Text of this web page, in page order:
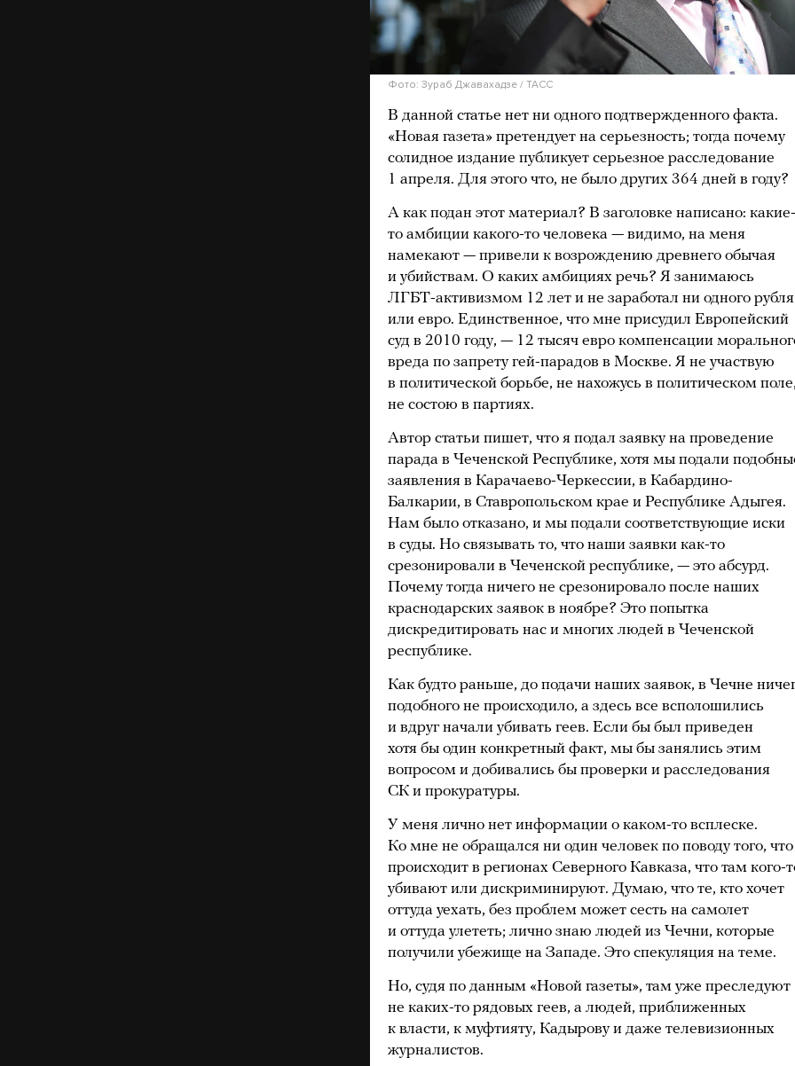
Фото: Зураб Джавахадзе / ТАСС
В данной статье нет ни одного подтвержденного факта.
«Новая газета» претендует на серьезность; тогда почему
солидное издание публикует серьезное расследование
1 апреля. Для этого что, не было других 364 дней в году?
А как подан этот материал? В заголовке написано: какие-
то амбиции какого-то человека — видимо, на меня
намекают — привели к возрождению древнего обычая
и убийствам. О каких амбициях речь? Я занимаюсь
ЛГБТ-активизмом 12 лет и не заработал ни одного рубля
или евро. Единственное, что мне присудил Европейский
суд в 2010 году, — 12 тысяч евро компенсации
вреда по запрету гей-парадов в Москве. Я не участвую
в политической борьбе, не нахожусь в политическом
не состою в партиях.
Автор статьи пишет, что я подал заявку на проведение
парада в Чеченской Республике, хотя мы подали
заявления в Карачаево-Черкессии, в Кабардино-
Балкарии, в Ставропольском крае и Республике Адыгея.
Нам было отказано, и мы подали соответствующие иски
в суды. Но связывать то, что наши заявки как-то
срезонировали в Чеченской республике, — это абсурд.
Почему тогда ничего не срезонировало после наших
краснодарских заявок в ноябре? Это попытка
дискредитировать нас и многих людей в Чеченской
республике.
Как будто раньше, до подачи наших заявок, в Чечне
подобного не происходило, а здесь все всполошились
и вдруг начали убивать геев. Если бы был приведен
хотя бы один конкретный факт, мы бы занялись этим
вопросом и добивались бы проверки и расследования
СК и прокуратуры.
У меня лично нет информации о каком-то всплеске.
Ко мне не обращался ни один человек по поводу того, что
происходит в регионах Северного Кавказа, что там кого-
убивают или дискриминируют. Думаю, что те, кто хочет
оттуда уехать, без проблем может сесть на самолет
и оттуда улететь; лично знаю людей из Чечни, которые
получили убежище на Западе. Это спекуляция на теме.
Но, судя по данным «Новой газеты», там уже преследуют
не каких-то рядовых геев, а людей, приближенных
к власти, к муфтияту, Кадырову и даже телевизионных
журналистов.